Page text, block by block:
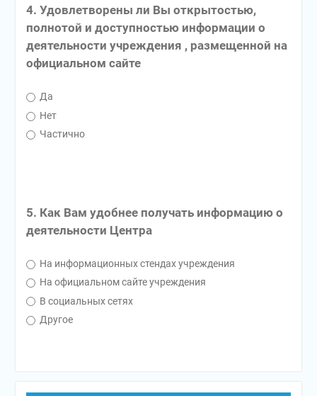
4. Удовлетворены ли Вы открытостью,
полнотой и доступностью информации о
деятельности учреждения , размещенной на
официальном сайте
Да
Нет
Частично
5. Как Вам удобнее получать информацию о
деятельности Центра
На информационных стендах учреждения
На официальном сайте учреждения
В социальных сетях
Другое